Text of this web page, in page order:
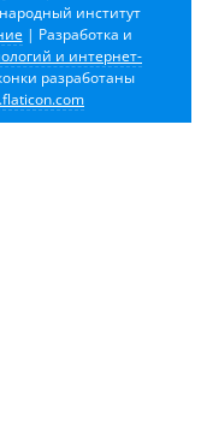
институт
| Разработка и
и интернет-
разработаны